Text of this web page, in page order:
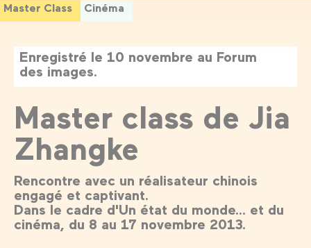
Master Class
Cinéma
Enregistré le 10 novembre au Forum
des images.
Master class de Jia
Zhangke
Rencontre avec un réalisateur chinois
engagé et captivant.
Dans le cadre d'Un état du monde... et du
cinéma, du 8 au 17 novembre 2013.